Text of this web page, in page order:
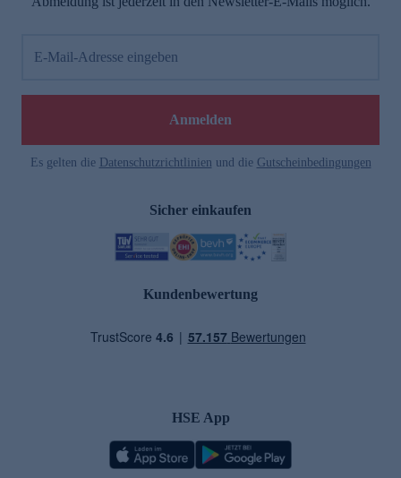
E-Mail-Adresse eingeben
Anmelden
Es gelten die Datenschutzrichtlinien und die Gutscheinbedingungen
Sicher einkaufen
Kundenbewertung
HSE App